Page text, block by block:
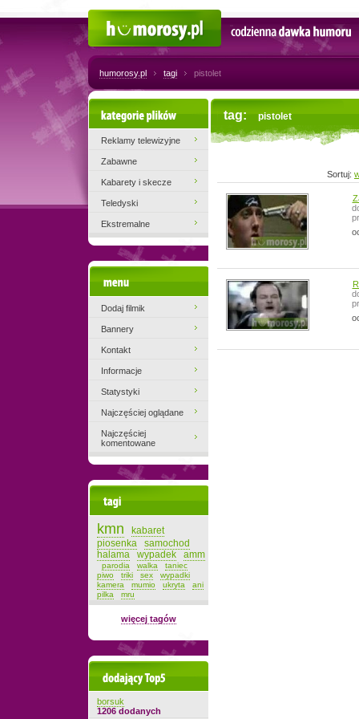
Codzienna dawka humoru
humorosy.pl tagi pistolet
tag: pistolet
Sortuj:
Kategorie plików
Reklamy telewizyjne
Zabawne
Kabarety i skecze
Teledyski
Ekstremalne
Dodaj filmik
Bannery
Kontakt
Informacje
Statystyki
Najczęściej oglądane
Najczęściej
komentowane
kmn
kabaret
piosenka
samochod
halama
wypadek amm
parodia walka
taniec
piwo
triki sex
wypadki
kamera
mumio ukryta
ani
pilka
mru
więcej tagów
Dodający top-5
borsuk
1206 dodanych